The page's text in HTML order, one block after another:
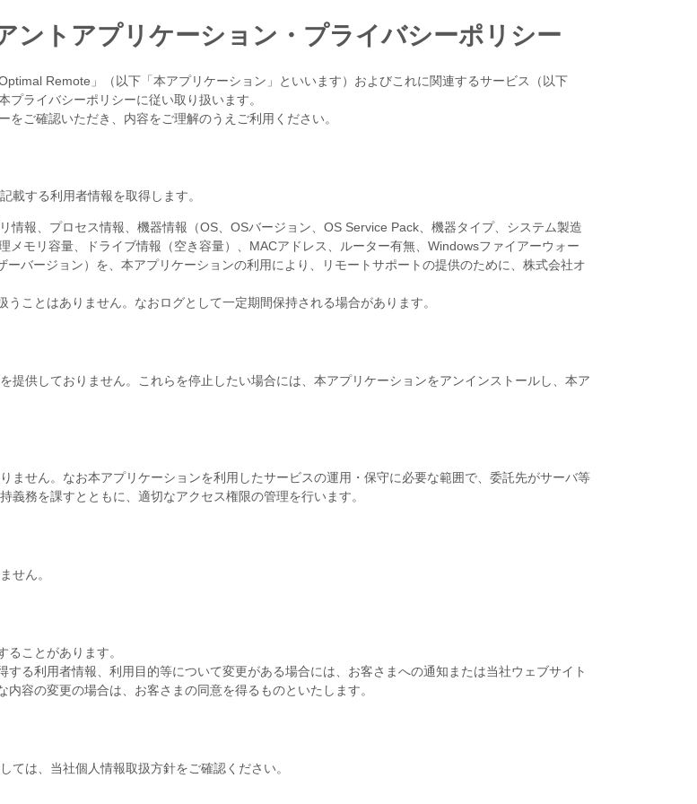
トアプリケーション・プライバシーポリシー
Remote」（以下「本アプリケーション」といいます）およびこれに関連するサービス（以下
プライバシーポリシーに従い取り扱います。
ご確認いただき、内容をご理解のうえご利用ください。
載する利用者情報を取得します。
情報、プロセス情報、機器情報（OS、OSバージョン、OS Service Pack、機器タイプ、システム製造
メモリ容量、ドライブ情報（空き容量）、MACアドレス、ルーター有無、Windowsファイアーウォー
バージョン）を、本アプリケーションの利用により、リモートサポートの提供のために、株式会社オ
ことはありません。なおログとして一定期間保持される場合があります。
提供しておりません。これらを停止したい場合には、本アプリケーションをアンインストールし、本ア
ません。なお本アプリケーションを利用したサービスの運用・保守に必要な範囲で、委託先がサーバ等
務を課すとともに、適切なアクセス権限の管理を行います。
せん。
ことがあります。
る利用者情報、利用目的等について変更がある場合には、お客さまへの通知または当社ウェブサイト
容の変更の場合は、お客さまの同意を得るものといたします。
は、当社個人情報取扱方針をご確認ください。